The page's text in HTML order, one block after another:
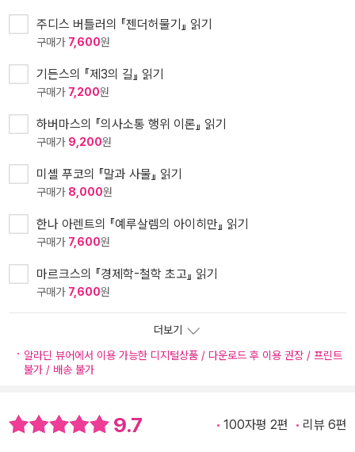
주디스 버틀러의 『젠더허물기』 읽기
구매가 7,600원
기든스의 『제3의 길』 읽기
구매가 7,200원
하버마스의 『의사소통 행위 이론』 읽기
구매가 9,200원
미셸 푸코의 『말과 사물』 읽기
구매가 8,000원
한나 아렌트의 『예루살렘의 아이히만』 읽기
구매가 7,600원
마르크스의 『경제학-철학 초고』 읽기
구매가 7,600원
더보기
알라딘 뷰어에서 이용 가능한 디지털상품 / 다운로드 후 이용 권장 / 프린트
불가 / 배송 불가
9.7 100자평 2편 리뷰 6편